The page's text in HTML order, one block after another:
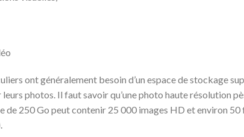
ont généralement besoin d’un espace de stockage
photos. Il faut savoir qu’une photo haute résolution
de 250 Go peut contenir 25 000 images HD et environ